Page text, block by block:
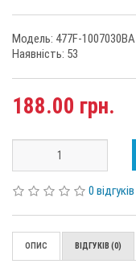
Модель: 477F-1007030BA
Наявність: 53
188.00 грн.
0 відгуків
ОПИС ВІДГУКІВ (0)